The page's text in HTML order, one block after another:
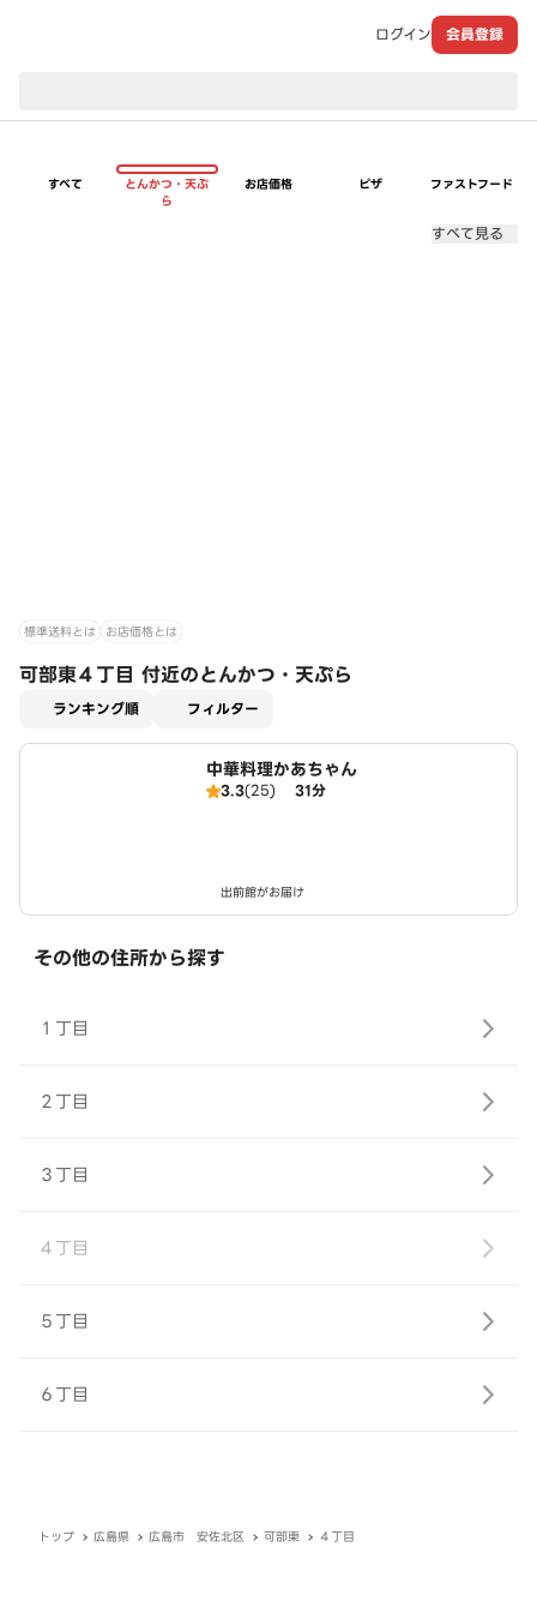
ログイン 会員登録
すべて
とんかつ・天ぷ
ら
お店価格 ピザ ファストフード
すべて見る
標準送料とは お店価格とは
可部東４丁目 付近のとんかつ・天ぷら
ランキング順 フィルター
中華料理かあちゃん
3.3(25) 31分
出前館がお届け
その他の住所から探す
１丁目
２丁目
３丁目
４丁目
５丁目
６丁目
トップ 広島県 広島市 安佐北区 可部東 ４丁目